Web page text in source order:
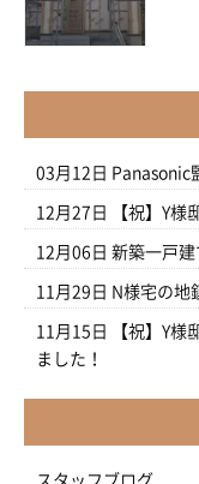
03月12日 Panasonic
12月27日 【祝】Y様
12月06日 新築一戸建
11月29日 N様宅の地
11月15日
【祝】Y
ました！